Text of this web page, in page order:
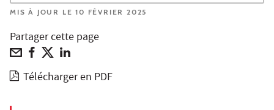
MIS À JOUR LE 10 FÉVRIER 2025
Partager cette page
Télécharger en PDF